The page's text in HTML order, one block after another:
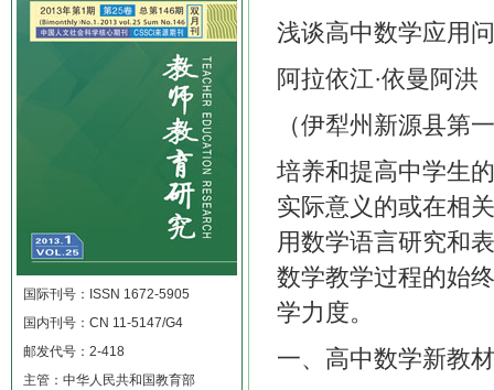
国际刊号：ISSN 1672-5905
国内刊号：CN 11-5147/G4
邮发代号：2-418
主管：中华人民共和国教育部
浅谈高中数学应用
阿拉依江·依曼阿洪
（伊犁州新源县第
培养和提高中学生
实际意义的或在相
用数学语言研究和
数学教学过程的始
学力度。
一、高中数学新教